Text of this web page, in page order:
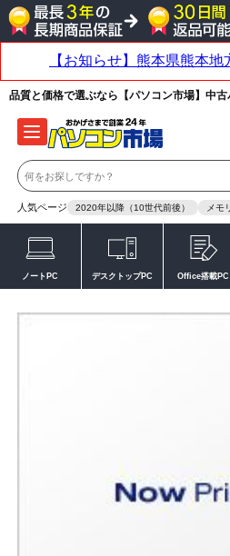
品質と価格で選ぶなら【パソコン市場】中古
人気ページ 2020年以降（10世代前後） メモ
ノートPC デスクトップPC Office搭載PC